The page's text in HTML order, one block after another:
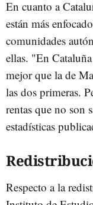
En cuanto a
están más
comunidades
ellas. "En
mejor que la de
las dos primeras.
rentas que no son
estadísticas
Respecto a la